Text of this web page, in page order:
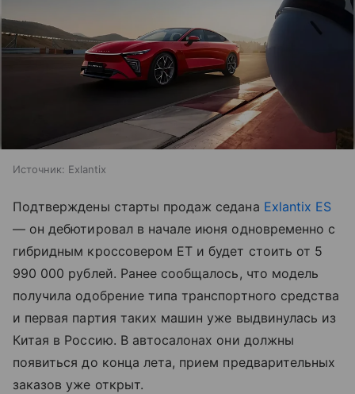
Источник: Exlantix
Подтверждены старты продаж седана Exlantix ES
— он дебютировал в начале июня одновременно с
гибридным кроссовером ET и будет стоить от 5
990 000 рублей. Ранее сообщалось, что модель
получила одобрение типа транспортного средства
и первая партия таких машин уже выдвинулась из
Китая в Россию. В автосалонах они должны
появиться до конца лета, прием предварительных
заказов уже открыт.